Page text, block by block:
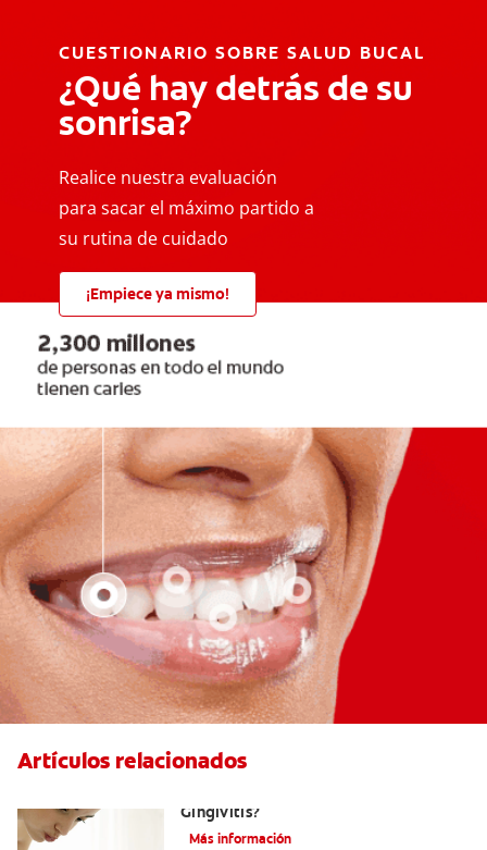
CUESTIONARIO SOBRE SALUD BUCAL
¿Qué hay detrás de su
sonrisa?
Realice nuestra evaluación
para sacar el máximo partido a
su rutina de cuidado
¡Empiece ya mismo!
Artículos relacionados
Gingivitis?
Más información